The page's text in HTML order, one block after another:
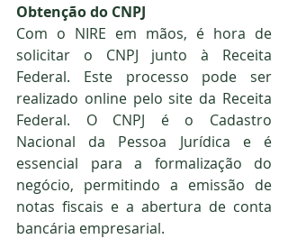
Obtenção do CNPJ
Com o NIRE em mãos, é hora de
solicitar o CNPJ junto à Receita
Federal. Este processo pode ser
realizado online pelo site da Receita
Federal. O CNPJ é o Cadastro
Nacional da Pessoa Jurídica e é
essencial para a formalização do
negócio, permitindo a emissão de
notas fiscais e a abertura de conta
bancária empresarial.